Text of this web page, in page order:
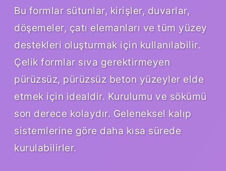
Bu formlar sütunlar, kirişler, duvarlar,
döşemeler, çatı elemanları ve tüm yüzey
destekleri oluşturmak için kullanılabilir.
Çelik formlar sıva gerektirmeyen
pürüzsüz, pürüzsüz beton yüzeyler elde
etmek için idealdir. Kurulumu ve sökümü
son derece kolaydır. Geleneksel kalıp
sistemlerine göre daha kısa sürede
kurulabilirler.